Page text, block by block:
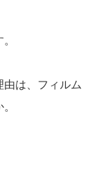
は、フィルム